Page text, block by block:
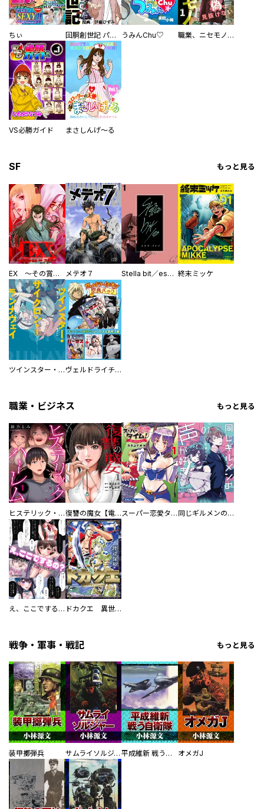
ちぃ 回胴創世記 パチスロを創った男達 うみんChu♡ 職業、ニセモノ～あなたに偽は見抜けない【電子単行本版】
VS必勝ガイド まさしんげ～る
SF もっと見る
EX ～その賞金稼ぎは、世界の出口を探す～【単行本版】 メテオ７ Stella bit／es【単話版】 終末ミッケ
ツインスター・サイクロン・ランナウェイ ヴェルドライチオシ聖典パック 『転スラ』ミニ画集付き シリウス人気作３選
職業・ビジネス もっと見る
ヒステリック・ハーレム～搾られる男と堕ちる女～【電子単行本版】 復讐の魔女【電子単行本版】 スーパー恋愛タイム！～現場でドＳな彼女は自宅でデレる～ 同じギルメンの声が好き
え、ここでするの？ アイドルのファンが知らない日常 ドカクエ 異世界ドカコッククエスト
戦争・軍事・戦記 もっと見る
装甲擲弾兵 サムライソルジャー SAMURAI SOLDIER 平成維新 戦う自衛隊 オメガJ